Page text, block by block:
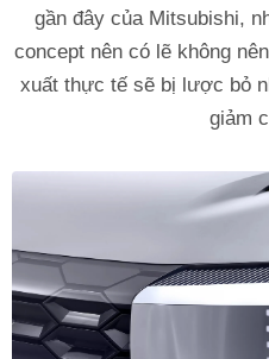
gần đây của Mitsubishi,
concept nên có lẽ không
xuất thực tế sẽ bị lược bỏ
giảm